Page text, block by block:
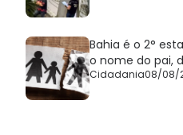
Bahia é o 2°
o nome do pai,
Cidadania08/08/